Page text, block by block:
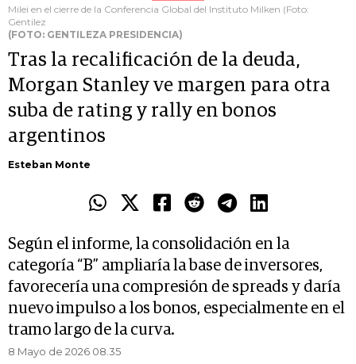
Milei en el cierre de la Conferencia Global del Instituto Milken (Foto:
Gentilez
(FOTO: GENTILEZA PRESIDENCIA)
Tras la recalificación de la deuda,
Morgan Stanley ve margen para otra
suba de rating y rally en bonos
argentinos
Esteban Monte
Según el informe, la consolidación en la
categoría “B” ampliaría la base de inversores,
favorecería una compresión de spreads y daría
nuevo impulso a los bonos, especialmente en el
tramo largo de la curva.
8 Mayo de 2026 08.35